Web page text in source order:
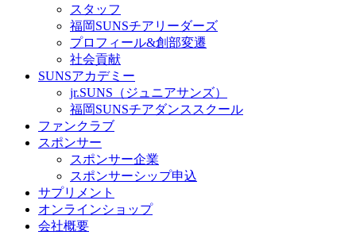
スタッフ
福岡SUNSチアリーダーズ
プロフィール&創部変遷
社会貢献
SUNSアカデミー
jr.SUNS（ジュニアサンズ）
福岡SUNSチアダンススクール
ファンクラブ
スポンサー
スポンサー企業
スポンサーシップ申込
サプリメント
オンラインショップ
会社概要